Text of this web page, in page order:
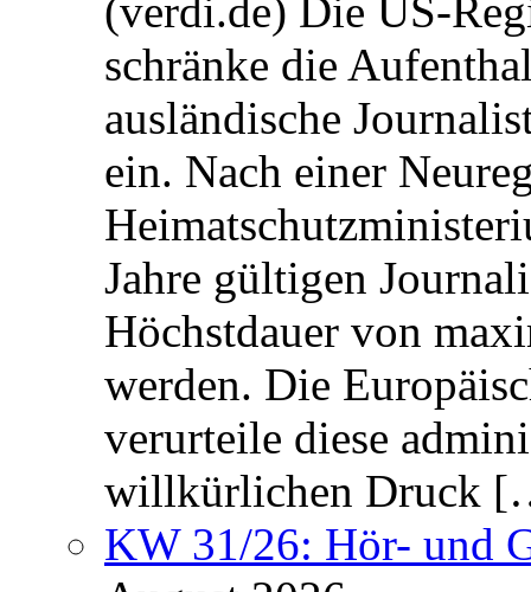
(verdi.de) Die US-
schränke die
ausländische
ein. Nach einer
Jahre gültigen
Höchstdauer von
werden. Die
verurteile diese
willkürlichen Druck
KW 31/26: Hör- und